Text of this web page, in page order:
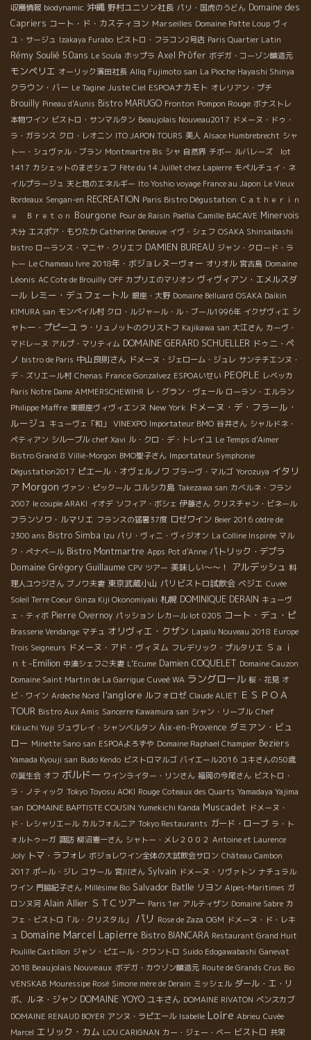
収穫情報 biodynamic 沖縄 野村ユニソン社長 パリ・国虎のうどん Domaine des
Capriers コート・ド・カスティヨン Marseilles Domaine Patte Loup ヴィ
ユ・サージュ Izakaya Furabo ビストロ・フラコン2号店 Paris Quartier Latin
Rémy Soulié 50ans Le Soula ホップラ Axel Prϋfer ボデガ・コーゾン醸造元
モンペリエ オーリック濱田社長 Alliq Fujimoto san La Pioche Hayashi Shinya
クラウン・バー Le Tagine Juste Ciel ESPOAナカモト オレリアン・プチ
Brouilly Pineau d'Aunis Bistro MARUGO Fronton Pompon Rouge ボナストレ
本物ワイン ビストロ・サンマルタン Beaujolais Nouveau2017 ドメーヌ・ドゥ・
ラ・ガランス クロ・レオニン ITO JAPON TOURS 美人 Alsace Humbrebrecht シャ
トー・シュヴァル・ブラン Montmartre Bis シャ 自然界 チボー ルバレーズ lot
1417 カシェットのまさシェフ Fête du 14 Juillet chez Lapierre モペルチュイ・ネ
イルプラージュ 天と地のエネルギー Ito Yoshio voyage France au Japon Le Vieux
Bordeaux Sengan-en RECREATION Paris Bistro Dégustation Ｃａｔｈｅｒｉｎ
ｅ Ｂｒｅｔｏｎ Bourgone Pour de Raisin Paellia Camille BACAVE Minervois
大分 エスポア・もりたか Catherine Deneuve イヴ・シェフ OSAKA Shinsaibashi
bistro ローランス・マニヤ・クリエフ DAMIEN BUREAU ジャン・クロード・ラ
トー Le Chameau Ivre 2018年・ボジョレヌーヴォー オリオル 宮古島 Domaine
Léonis AC Cote de Brouilly OFF カプリエのマリオン ヴィヴィアン・エメルスダ
ール レミー・デュフェートル 銀座・大野 Domaine Belluard OSAKA Daikin
KIMURA san モンペイル村 クロ・ルジャール・ル・ブール1996年 イクザヴィエ シ
ャトー・プピーユ ラ・リュノットのクリストフ Kajikawa san 大江さん カーヴ・
マドレーヌ アルプ・マリティム DOMAINE GERARD SCHUELLER ドゥニ・ペ
ノ bistro de Paris 中山良則さん ドメーヌ・ジェローム・ジュレ サンテチエンヌ・
デ・ズリエール村 Chenas France Gonzalvez ESPOAいせい PEOPLE レベッカ
Paris Notre Dame AMMERSCHEWIHR レ・グラン・ヴェール ローラン・エルラン
Philippe Maffre 東銀座ヴィヴィエンヌ New York ドメーヌ・デ・フラール・
ルージュ キューヴェ「和」 VINEXPO Importateur BMO 谷井さん シャルドネ・
ペティアン シルーブル chef Xavi ル・クロ・デ・トレイユ Le Temps d'Aimer
Bistro Grand 8 Villié-Morgon BMO聖子さん Importateur Symphonie
Dégustation2017 ピエール・オヴェルノワ ブラーヴ・マルゴ Yorozuya イタリ
ア Morgon ヴァン・ピックール コルシカ島 Takezawa san カベルネ・フラン
2007 le couple ARAKI イオデ ソフィア・ボシェ 伊藤さん クリスチャン・ビネール
フランソワ・ルマリエ フランスの猛暑37度 ロゼワイン Beier 2016 cèdre de
2300 ans Bistro Simba Izu パリ・ヴィニ・ヴィジオン La Colline Inspirée マル
ク・ぺナベール Bistro Montmartre Apps Pot d'Anne パトリック・デプラ
Domaine Grégory Guillaume CPV ツアー 美味しい～～！ アルデッシュ 料
理人ユウジさん ブノワ夫妻 東京武蔵小山 パリビストロ試飲会 ベジエ Cuvée
Soleil Terre Coeur Ginza Kiji Okonomiyaki 札幌 DOMINIQUE DERAIN キューヴ
ェ・ティボ Pierre Overnoy パッション レカール lot 0205 コート・デュ・ピ
Brasserie Vendange マチュ オリヴィエ・クザン Lapalu Nouveau 2018 Europe
Trois Seigneurs ドメーヌ・アド・ヴィヌム フレデリック・プルタリエ Ｓａｉ
ｎｔ-Emilion 中湊シェフご夫妻 L'Ecume Damien COQUELET Domaine Cauzon
Domaine Saint Martin de La Garrigue Cuveé WA ラングロール 桜・花見 オ
ビ・ワイン Ardeche Nord l'anglore ルフォロゼ Claude ALIET ＥＳＰＯＡ
TOUR Bistro Aux Amis Sancerre Kawamura san シャン・リーブル Chef
Kikuchi Yuji ジュヴレイ・シャンベルタン Aix-en-Provence ダミアン・ビュ
ロー Minette Sano san ESPOAよろずや Domaine Raphael Champier Beziers
Yamada Kyouji san Budo Kendo ビストロマルゴ バイエール2016 ユキさんの50歳
の誕生会 オフ ボルドー ワインライター・リンさん 福岡の今尾さん ビストロ・
ラ・ノティック Tokyo Toyosu AOKI Rouge Coteaux des Quarts Yamadaya Yajima
san DOMAINE BAPTISTE COUSIN Yumekichi Kanda Muscadet ドメーヌ・
ド・レシャリエール カルフォルニア Tokyo Restaurants ガード・ローブ ラ・ト
ォルトゥーガ 諏訪 柳沼憲一さん シャトー・メレ２００２ Antoine et Laurence
Joly トマ・ラフォレ ボジョレワイン全体の大試飲会サロン Château Cambon
2017 ポール・ジレ コサール 宮川さん Sylvain ドメーヌ・リヴァトン ナチュラル
ワイン 門脇紀子さん Millésime Bio Salvador Batlle リヨン Alpes-Maritimes ガ
ロンヌ河 Alain Allier ＳＴＣツアー Paris 1er アルティザン Domaine Sabre カ
フェ・ビストロ「ル・クリスタル」
パリ Rose de Zaza OGM ドメーヌ・ド・レキ
ュ Domaine Marcel Lapierre Bistro BIANCARA Restaurant Grand Huit
Poulille Castillon ジャン・ピエール・クワントロ Suido Edogawabashi Ganevat
2018 Beaujolais Nouveaux ボデガ・カウゾン醸造元 Route de Grands Crus Bio
VENSKAB Mouressipe Rosé Simone mère de Derain ミッシェル ダール・エ・リ
ボ、ルネ・ジャン DOMAINE YOYO ユキさん DOMAINE RIVATON ベンスカブ
DOMAINE RENAUD BOYER アンヌ・ラピエール Isabelle Loire Abrieu Cuvée
Marcel エリック・カム LOU CARIGNAN カー・ジェー・ベー ビストロ 共栄